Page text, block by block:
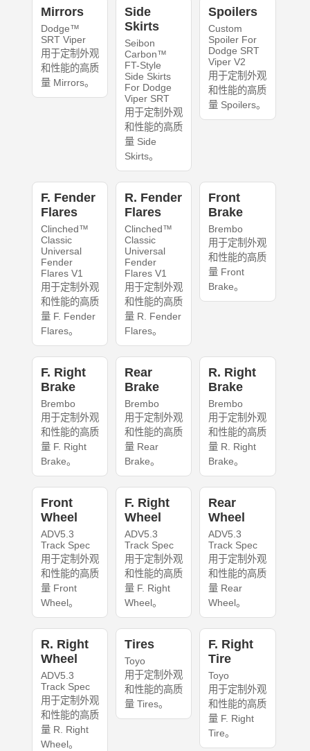
Mirrors
Dodge™
SRT Viper
用于定制外观
和性能的高质
量 Mirrors。
Side
Skirts
Seibon
Carbon™
FT-Style
Side Skirts
For Dodge
Viper SRT
用于定制外观
和性能的高质
量 Side
Skirts。
Spoilers
Custom
Spoiler For
Dodge SRT
Viper V2
用于定制外观
和性能的高质
量 Spoilers。
F. Fender
Flares
Clinched™
Classic
Universal
Fender
Flares V1
用于定制外观
和性能的高质
量 F. Fender
Flares。
R. Fender
Flares
Clinched™
Classic
Universal
Fender
Flares V1
用于定制外观
和性能的高质
量 R. Fender
Flares。
Front
Brake
Brembo
用于定制外观
和性能的高质
量 Front
Brake。
F. Right
Brake
Brembo
用于定制外观
和性能的高质
量 F. Right
Brake。
Rear
Brake
Brembo
用于定制外观
和性能的高质
量 Rear
Brake。
R. Right
Brake
Brembo
用于定制外观
和性能的高质
量 R. Right
Brake。
Front
Wheel
ADV5.3
Track Spec
用于定制外观
和性能的高质
量 Front
Wheel。
F. Right
Wheel
ADV5.3
Track Spec
用于定制外观
和性能的高质
量 F. Right
Wheel。
Rear
Wheel
ADV5.3
Track Spec
用于定制外观
和性能的高质
量 Rear
Wheel。
R. Right
Wheel
ADV5.3
Track Spec
用于定制外观
和性能的高质
量 R. Right
Wheel。
Tires
Toyo
用于定制外观
和性能的高质
量 Tires。
F. Right
Tire
Toyo
用于定制外观
和性能的高质
量 F. Right
Tire。